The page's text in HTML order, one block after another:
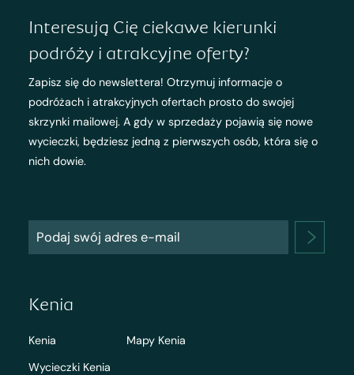
Interesują Cię ciekawe kierunki
podróży i atrakcyjne oferty?
Zapisz się do newslettera! Otrzymuj informacje o
podróżach i atrakcyjnych ofertach prosto do swojej
skrzynki mailowej. A gdy w sprzedaży pojawią się nowe
wycieczki, będziesz jedną z pierwszych osób, która się o
nich dowie.
Kenia
Kenia
Wycieczki Kenia
Mapy Kenia